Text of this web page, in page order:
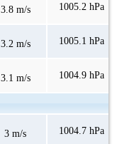
3.8 m/s 1005.2 hPa
3.2 m/s 1005.1 hPa
3.1 m/s 1004.9 hPa
3 m/s 1004.7 hPa